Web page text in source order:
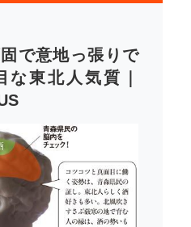
で意地っ張りで
な東北人気質｜